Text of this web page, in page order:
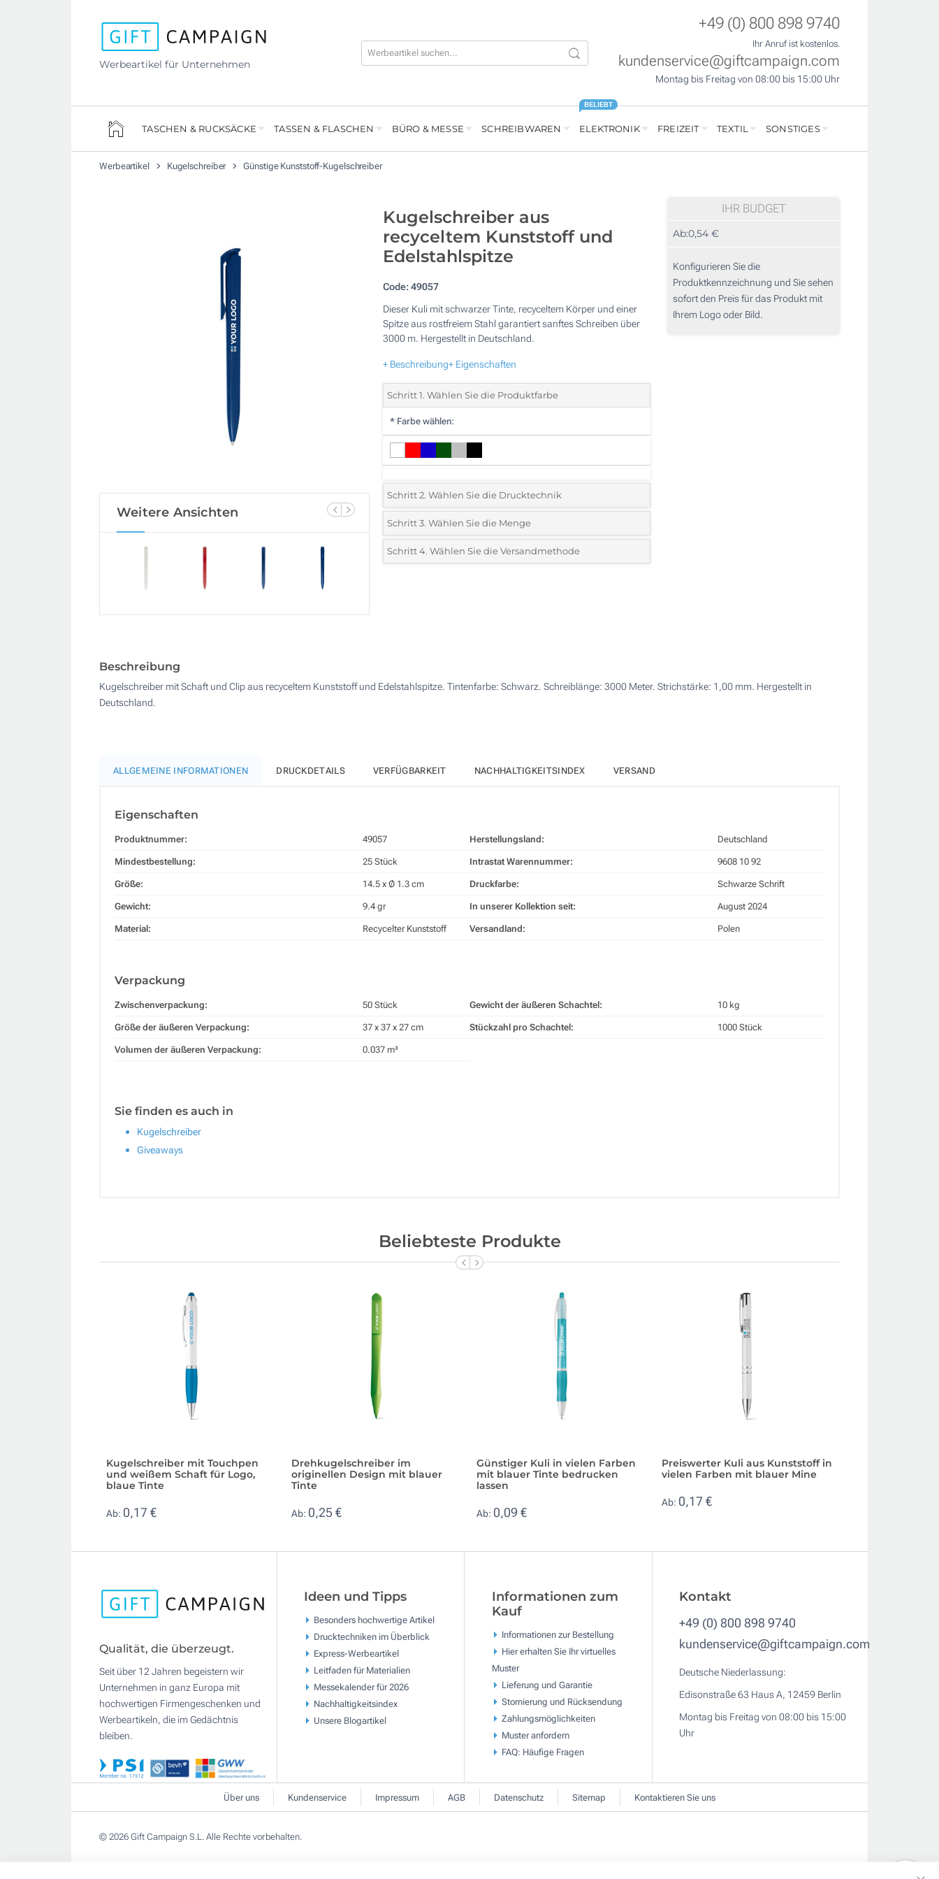
Werbeartikel für Unternehmen
+49 (0) 800 898 9740
Ihr Anruf ist kostenlos.
kundenservice@giftcampaign.com
Montag bis Freitag von 08:00 bis 15:00 Uhr
TASCHEN & RUCKSÄCKE TASSEN & FLASCHEN BÜRO & MESSE SCHREIBWAREN ELEKTRONIK
BELIEBT
FREIZEIT TEXTIL SONSTIGES
Werbeartikel Kugelschreiber Günstige Kunststoff-Kugelschreiber
Weitere Ansichten
Kugelschreiber aus
recyceltem Kunststoff und
Edelstahlspitze
Code:49057
Dieser Kuli mit schwarzer Tinte, recyceltem Körper und einer
Spitze aus rostfreiem Stahl garantiert sanftes Schreiben über
3000 m. Hergestellt in Deutschland.
+ Beschreibung+ Eigenschaften
Schritt 1. Wählen Sie die Produktfarbe
* Farbe wählen:
Schritt 2. Wählen Sie die Drucktechnik
*Wählen Sie die Druck- und Farbtechniken für Ihr Logo:
1 Farbig (Auf den Schaft)
Digitaldruck in Vollfarbe (Auf den Schaft)
Schritt 3. Wählen Sie die Menge
*Bitte wählen Sie Ihre gewünschte Menge
250
Schritt 4. Wählen Sie die Versandmethode
IHR BUDGET
Ab:0,54 €
Konfigurieren Sie die
Produktkennzeichnung und Sie sehen
sofort den Preis für das Produkt mit
Ihrem Logo oder Bild.
Beschreibung
Kugelschreiber mit Schaft und Clip aus recyceltem Kunststoff und Edelstahlspitze. Tintenfarbe: Schwarz. Schreiblänge: 3000 Meter. Strichstärke: 1,00 mm. Hergestellt in
Deutschland.
ALLGEMEINE INFORMATIONEN DRUCKDETAILS VERFÜGBARKEIT NACHHALTIGKEITSINDEX VERSAND
Eigenschaften
Produktnummer: 49057
Mindestbestellung: 25 Stück
Größe: 14.5 x Ø 1.3 cm
Gewicht: 9.4 gr
Material: Recycelter Kunststoff
Herstellungsland: Deutschland
Intrastat Warennummer: 9608 10 92
Druckfarbe: Schwarze Schrift
In unserer Kollektion seit: August 2024
Versandland: Polen
Verpackung
Zwischenverpackung: 50 Stück
Größe der äußeren Verpackung: 37 x 37 x 27 cm
Volumen der äußeren Verpackung: 0.037 m³
Gewicht der äußeren Schachtel: 10 kg
Stückzahl pro Schachtel: 1000 Stück
Sie finden es auch in
Kugelschreiber
Giveaways
Beliebteste Produkte
Kugelschreiber mit Touchpen
und weißem Schaft für Logo,
blaue Tinte
Ab: 0,17 €
Drehkugelschreiber im
originellen Design mit blauer
Tinte
Ab: 0,25 €
Günstiger Kuli in vielen Farben
mit blauer Tinte bedrucken
lassen
Ab: 0,09 €
Preiswerter Kuli aus Kunststoff in
vielen Farben mit blauer Mine
Ab: 0,17 €
Qualität, die überzeugt.
Seit über 12 Jahren begeistern wir
Unternehmen in ganz Europa mit
hochwertigen Firmengeschenken und
Werbeartikeln, die im Gedächtnis
bleiben.
Ideen und Tipps
Besonders hochwertige Artikel
Drucktechniken im Überblick
Express-Werbeartikel
Leitfaden für Materialien
Messekalender für 2026
Nachhaltigkeitsindex
Unsere Blogartikel
Informationen zum
Kauf
Informationen zur Bestellung
Hier erhalten Sie Ihr virtuelles
Muster
Lieferung und Garantie
Stornierung und Rücksendung
Zahlungsmöglichkeiten
Muster anfordern
FAQ: Häufige Fragen
Kontakt
+49 (0) 800 898 9740
kundenservice@giftcampaign.com
Deutsche Niederlassung:
Edisonstraße 63 Haus A, 12459 Berlin
Montag bis Freitag von 08:00 bis 15:00
Uhr
Über uns Kundenservice Impressum AGB Datenschutz Sitemap Kontaktieren Sie uns
© 2026 Gift Campaign S.L. Alle Rechte vorbehalten.